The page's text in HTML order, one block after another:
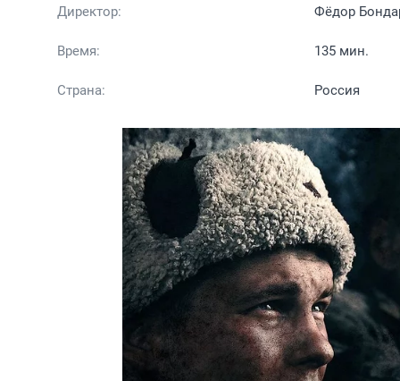
Директор: Фёдор
Время: 135 мин.
Страна: Россия